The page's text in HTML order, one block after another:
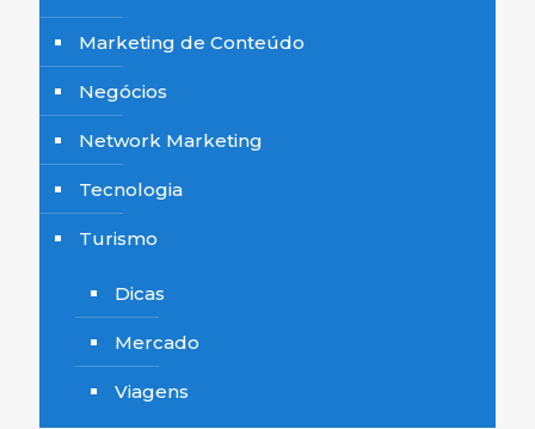
Marketing de Conteúdo
Negócios
Network Marketing
Tecnologia
Turismo
Dicas
Mercado
Viagens